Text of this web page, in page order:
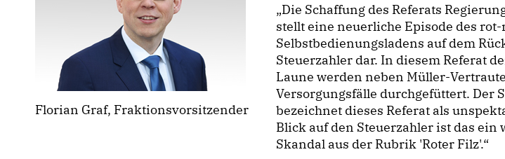
Florian Graf, Fraktionsvorsitzender
Die Schaffung des Referats
stellt eine neuerliche Episode des
Selbstbedienungsladens auf dem
Steuerzahler dar. In diesem Referat
Laune werden neben Müller-
Versorgungsfälle durchgefüttert. Der
bezeichnet dieses Referat als
Blick auf den Steuerzahler ist das ein
Skandal aus der Rubrik 'Roter Filz'.“